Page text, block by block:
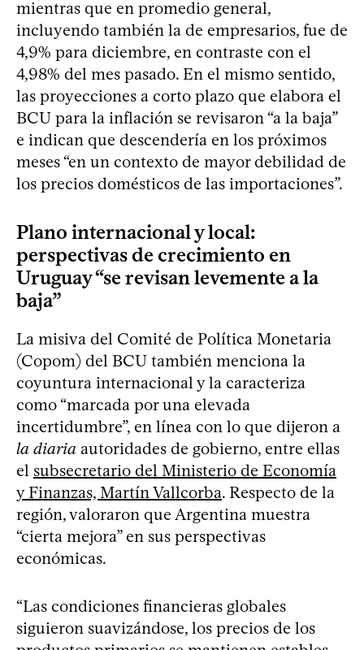
mientras que en promedio general,
incluyendo también la de empresarios, fue de
4,9% para diciembre, en contraste con el
4,98% del mes pasado. En el mismo sentido,
las proyecciones a corto plazo que elabora el
BCU para la inflación se revisaron “a la baja”
e indican que descendería en los próximos
meses “en un contexto de mayor debilidad de
los precios domésticos de las importaciones”.
Plano internacional y local:
perspectivas de crecimiento en
Uruguay “se revisan levemente a la
baja”
La misiva del Comité de Política Monetaria
(Copom) del BCU también menciona la
coyuntura internacional y la caracteriza
como “marcada por una elevada
incertidumbre”, en línea con lo que dijeron a
la diaria autoridades de gobierno, entre ellas
el subsecretario del Ministerio de Economía
y Finanzas, Martín Vallcorba. Respecto de la
región, valoraron que Argentina muestra
“cierta mejora” en sus perspectivas
económicas.
“Las condiciones financieras globales
siguieron suavizándose, los precios de los